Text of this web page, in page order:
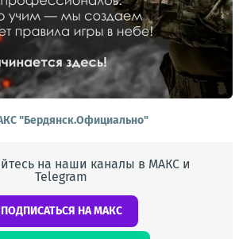
"Бердянск.Официально"
на наши каналы в МАКС и
Telegram
ПОДПИСАТЬСЯ НА МАКС